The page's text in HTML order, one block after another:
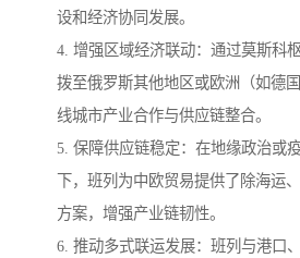
设和经济协同发展。
4. 增强区域经济联动：通过莫斯科
拨至俄罗斯其他地区或欧洲（如德
线城市产业合作与供应链整合。
5. 保障供应链稳定：在地缘政治或
下，班列为中欧贸易提供了除海运
方案，增强产业链韧性。
6. 推动多式联运发展：班列与港口